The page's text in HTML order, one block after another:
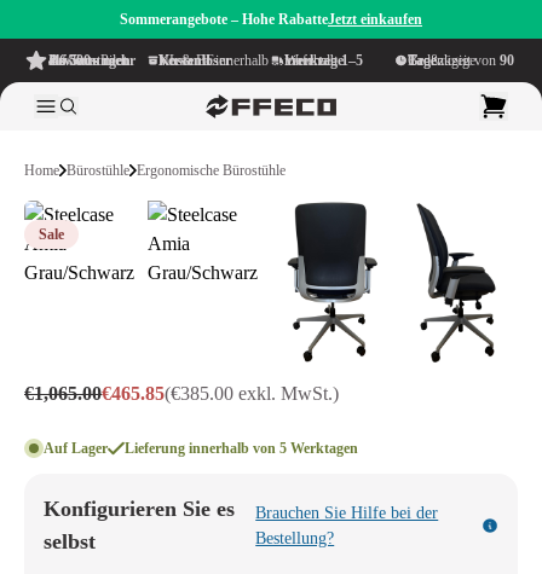
Sommerangebote – Hohe RabatteJetzt einkaufen
4.6/5
aus mehr als 500 Bewertungen
auf TrustPilot Kostenloser Versand
innerhalb NL & BE Lieferzeit innerhalb
1–5 Werktage Großzügige Bedenkzeit von
90 Tage
Home Bürostühle Ergonomische Bürostühle
Sale
€1,065.00€465.85(€385.00 exkl. MwSt.)
Auf Lager Lieferung innerhalb von 5 Werktagen
Konfigurieren Sie es
selbst
Brauchen Sie Hilfe bei der
Bestellung?